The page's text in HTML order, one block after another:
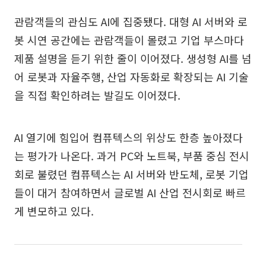
관람객들의 관심도 AI에 집중됐다. 대형 AI 서버와 로
봇 시연 공간에는 관람객들이 몰렸고 기업 부스마다
제품 설명을 듣기 위한 줄이 이어졌다. 생성형 AI를 넘
어 로봇과 자율주행, 산업 자동화로 확장되는 AI 기술
을 직접 확인하려는 발길도 이어졌다.
AI 열기에 힘입어 컴퓨텍스의 위상도 한층 높아졌다
는 평가가 나온다. 과거 PC와 노트북, 부품 중심 전시
회로 불렸던 컴퓨텍스는 AI 서버와 반도체, 로봇 기업
들이 대거 참여하면서 글로벌 AI 산업 전시회로 빠르
게 변모하고 있다.